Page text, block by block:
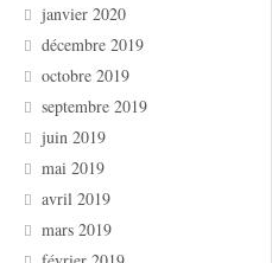
janvier 2020
décembre 2019
octobre 2019
septembre 2019
juin 2019
mai 2019
avril 2019
mars 2019